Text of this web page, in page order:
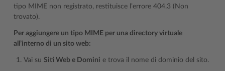
tipo MIME non registrato, restituisce l’errore 404.3 (Non
trovato).
Per aggiungere un tipo MIME per una directory virtuale
all’interno di un sito web:
Vai su Siti Web e Domini e trova il nome di dominio del sito.